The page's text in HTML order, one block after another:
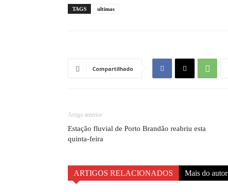
TAGS ultimas
Compartilhado
Artigo anterior
Estação fluvial de Porto Brandão reabriu esta
quinta-feira
ARTIGOS RELACIONADOS Mais do autor